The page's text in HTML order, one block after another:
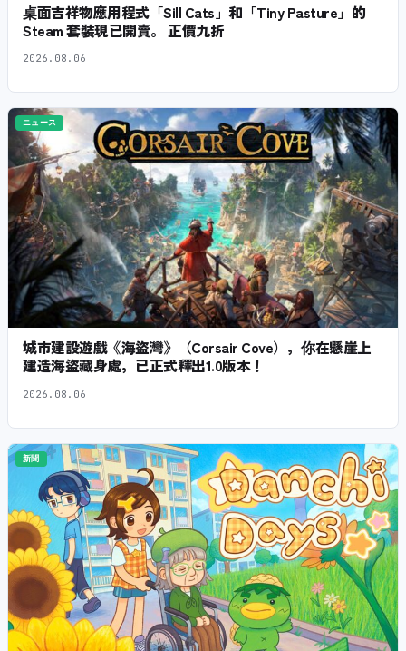
桌面吉祥物應用程式「Sill Cats」和「Tiny Pasture」的
Steam 套裝現已開賣。 正價九折
2026.08.06
ニュース
城市建設遊戲《海盜灣》（Corsair Cove），你在懸崖上
建造海盜藏身處，已正式釋出1.0版本！
2026.08.06
新聞